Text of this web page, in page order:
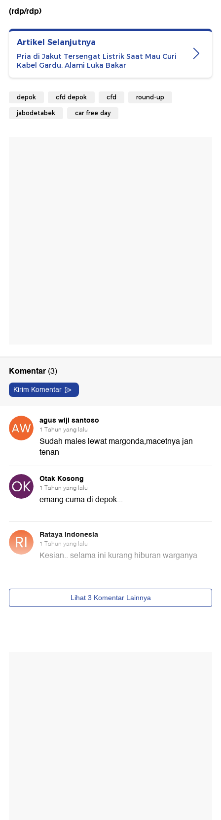
(rdp/rdp)
Artikel Selanjutnya
Pria di Jakut Tersengat Listrik Saat Mau Curi
Kabel Gardu, Alami Luka Bakar
depok cfd depok cfd round-up
jabodetabek car free day